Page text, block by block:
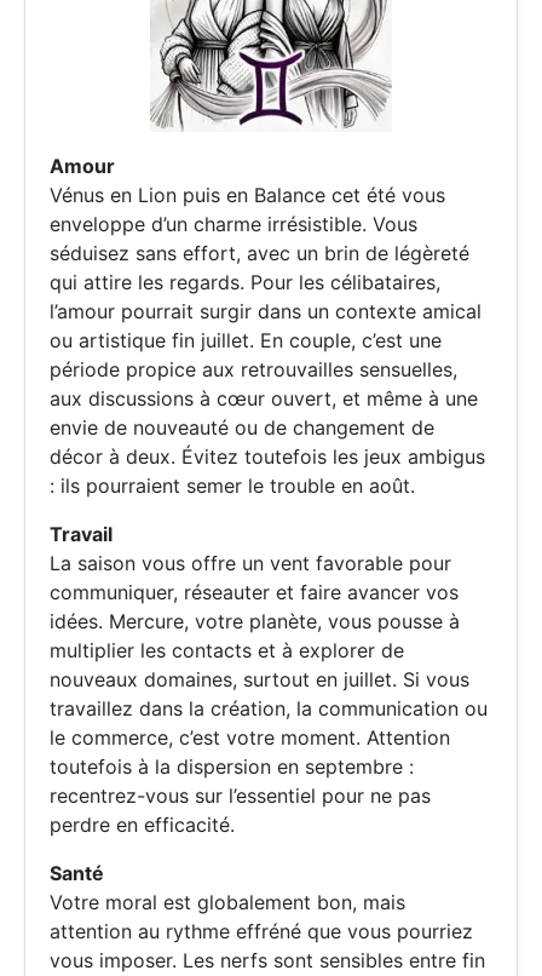
Amour
Vénus en Lion puis en Balance cet été vous
enveloppe d’un charme irrésistible. Vous
séduisez sans effort, avec un brin de légèreté
qui attire les regards. Pour les célibataires,
l’amour pourrait surgir dans un contexte amical
ou artistique fin juillet. En couple, c’est une
période propice aux retrouvailles sensuelles,
aux discussions à cœur ouvert, et même à une
envie de nouveauté ou de changement de
décor à deux. Évitez toutefois les jeux ambigus
: ils pourraient semer le trouble en août.
Travail
La saison vous offre un vent favorable pour
communiquer, réseauter et faire avancer vos
idées. Mercure, votre planète, vous pousse à
multiplier les contacts et à explorer de
nouveaux domaines, surtout en juillet. Si vous
travaillez dans la création, la communication ou
le commerce, c’est votre moment. Attention
toutefois à la dispersion en septembre :
recentrez-vous sur l’essentiel pour ne pas
perdre en efficacité.
Santé
Votre moral est globalement bon, mais
attention au rythme effréné que vous pourriez
vous imposer. Les nerfs sont sensibles entre fin